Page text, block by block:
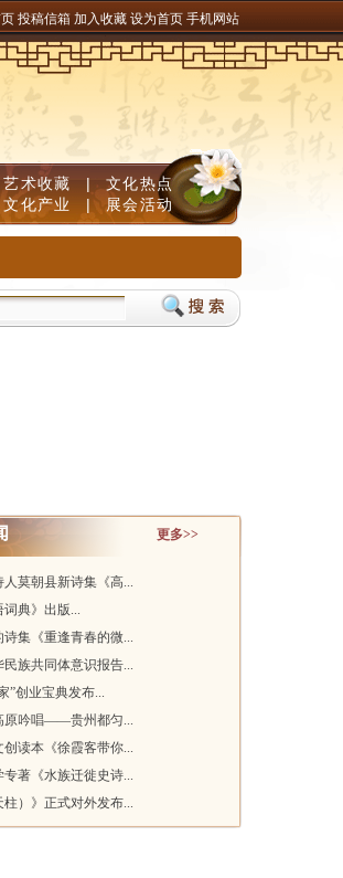
投稿信箱 加入收藏 设为首页 手机网站
艺术收藏 | 文化热点
文化产业 | 展会活动
儿童补脑产品如何挑选？DHA补脑品牌严选榜单，神
更多>>
莫朝县新诗集《高...
词典》出版...
集《重逢青春的微...
民族共同体意识报告...
”创业宝典发布...
原吟唱——贵州都匀...
读本《徐霞客带你...
著《水族迁徙史诗...
柱）》正式对外发布...